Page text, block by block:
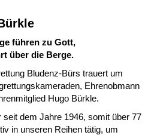
führen zu Gott,
über die Berge.
Bludenz-Bürs trauert um
Ehrenobmann
Hugo Bürkle.
seit dem Jahre 1946, somit über 77
in unseren Reihen tätig, um